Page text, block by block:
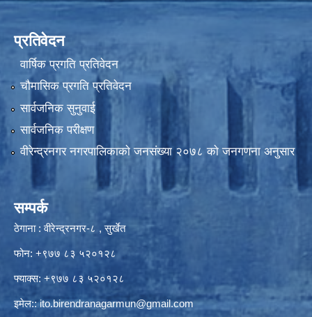
प्रतिवेदन
वार्षिक प्रगति प्रतिवेदन
चौमासिक प्रगति प्रतिवेदन
सार्वजनिक सुनुवाई
सार्वजनिक परीक्षण
वीरेन्द्रनगर नगरपालिकाकाे जनसंख्या २०७८ काे जनगणना अनुसार
सम्पर्क
ठेगाना : वीरेन्द्रनगर-८ , सुर्खेत
फोन: +९७७ ८३ ५२०१२८
फ्याक्स: +९७७ ८३ ५२०१२८
इमेल::ito.birendranagarmun@gmail.com